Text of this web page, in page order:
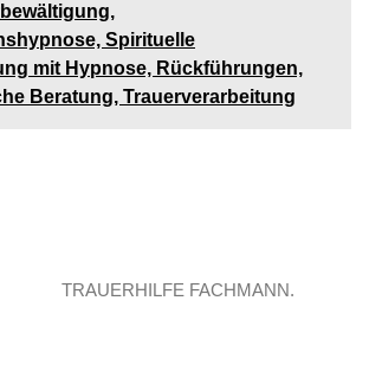
Spirituelle
mit Hypnose, Rückführungen,
Beratung, Trauerverarbeitung
TRAUERHILFE FACHMANN.